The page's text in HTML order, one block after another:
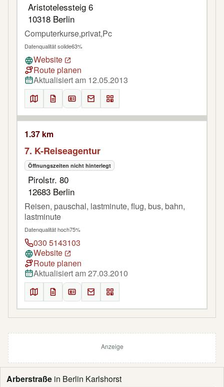
Arberstraße in Berlin Karlshorst
Aristotelessteig 6
10318 Berlin
Computerkurse,privat,Pc
Datenqualität solide63%
Website
Route planen
Aktualisiert am 12.05.2013
1.37 km
7. K-Reiseagentur
Öffnungszeiten nicht hinterlegt
Pirolstr. 80
12683 Berlin
Reisen, pauschal, lastminute, flug, bus, bahn,
lastminute
Datenqualität hoch75%
030 5143103
Website
Route planen
Aktualisiert am 27.03.2010
Anzeige